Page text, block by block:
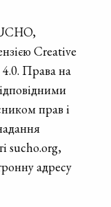
Creative
Права на
прав і
sucho.org,
адресу